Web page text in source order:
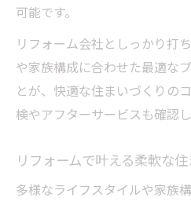
可能です。
リフォーム会社としっかり打
や家族構成に合わせた最適な
とが、快適な住まいづくりの
検やアフターサービスも確認
リフォームで叶える柔軟な
多様なライフスタイルや家族